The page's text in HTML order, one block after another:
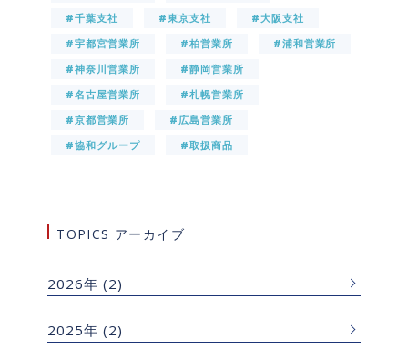
#千葉支社
#東京支社
#大阪支社
#宇都宮営業所
#柏営業所
#浦和営業所
#神奈川営業所
#静岡営業所
#名古屋営業所
#札幌営業所
#京都営業所
#広島営業所
#協和グループ
#取扱商品
TOPICS アーカイブ
2026年 (2)
2025年 (2)